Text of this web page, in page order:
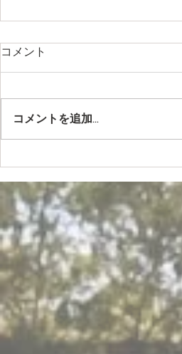
年末年始の開閉門時間
年の瀬も迫ってまいりました。
知らせ致します。 例年通り、12
月31日 大晦日は、一晩中開門し
ております。 1月1日は、夕6時に
時開門、夕6時閉門となりま
す。...
コメント
コメントを追加…